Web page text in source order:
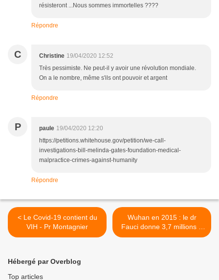
résisteront ...Nous sommes immortelles ????
Répondre
C Christine 19/04/2020 12:52
Très pessimiste. Ne peut-il y avoir une révolution mondiale.
On a le nombre, même s'ils ont pouvoir et argent
Répondre
P paule 19/04/2020 12:20
https://petitions.whitehouse.gov/petition/we-call-
investigations-bill-melinda-gates-foundation-medical-
malpractice-crimes-against-humanity
Répondre
< Le Covid-19 contient du
VIH - Pr Montagnier
Wuhan en 2015 : le dr
Fauci donne 3,7 millions à
un laboratoire de virologie >
Hébergé par Overblog
Top articles